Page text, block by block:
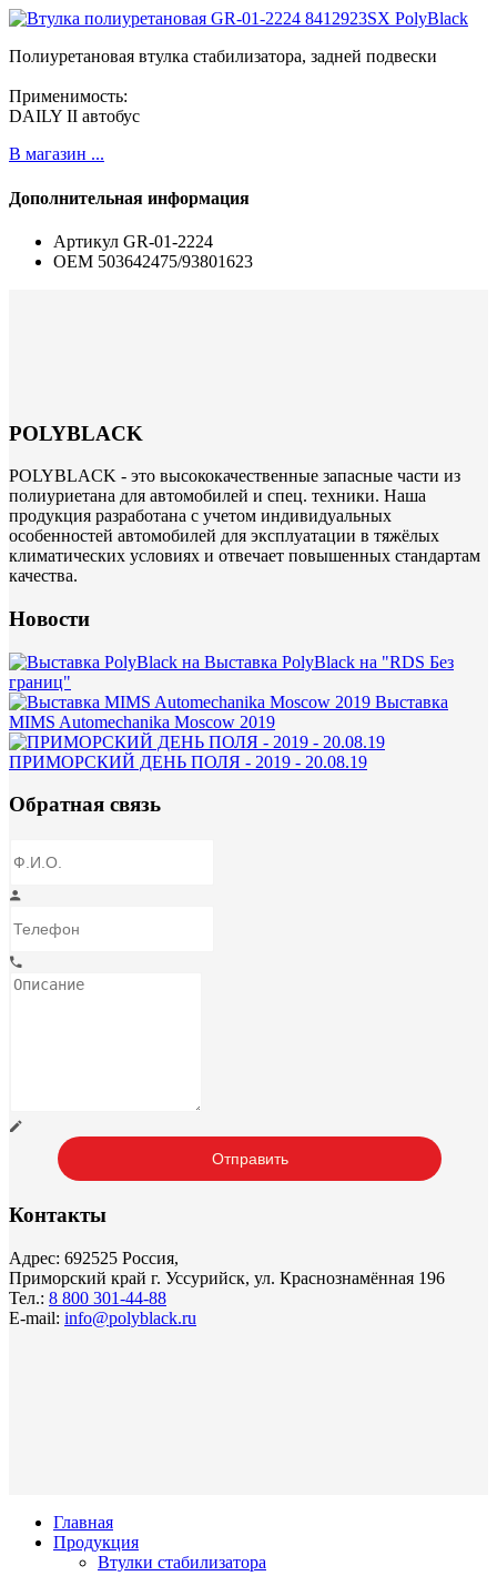
Полиуретановая втулка стабилизатора, задней подвески
Применимость:
DAILY II автобус
В магазин ...
Дополнительная информация
Артикул GR-01-2224
ОЕМ 503642475/93801623
POLYBLACK
POLYBLACK - это высококачественные запасные части из
полиуриетана для автомобилей и спец. техники. Наша
продукция разработана с учетом индивидуальных
особенностей автомобилей для эксплуатации в тяжёлых
климатических условиях и отвечает повышенных стандартам
качества.
Новости
Выставка PolyBlack на "RDS Без
границ"
Выставка
MIMS Automechanika Moscow 2019
ПРИМОРСКИЙ ДЕНЬ ПОЛЯ - 2019 - 20.08.19
Обратная связь
Контакты
Адрес: 692525 Россия,
Приморский край г. Уссурийск, ул. Краснознамённая 196
Тел.: 8 800 301-44-88
E-mail: info@polyblack.ru
Главная
Продукция
Втулки стабилизатора